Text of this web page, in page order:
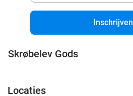
Inschrijven
Skrøbelev Gods
Locaties